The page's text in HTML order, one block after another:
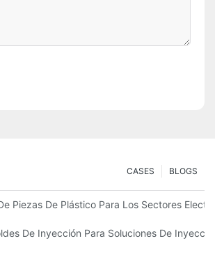
BLOGS
CASES
Piezas De Plástico Para Los Sectores
De Inyección Para Soluciones De